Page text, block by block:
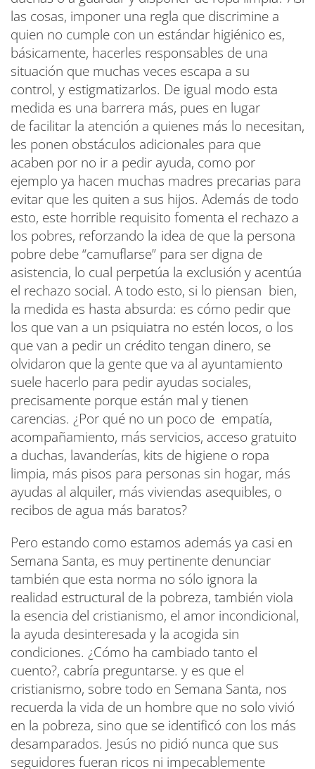
las cosas, imponer una regla que discrimine a
quien no cumple con un estándar higiénico es,
básicamente, hacerles responsables de una
situación que muchas veces escapa a su
control, y estigmatizarlos. De igual modo esta
medida es una barrera más, pues en lugar
de facilitar la atención a quienes más lo necesitan,
les ponen obstáculos adicionales para que
acaben por no ir a pedir ayuda, como por
ejemplo ya hacen muchas madres precarias para
evitar que les quiten a sus hijos. Además de todo
esto, este horrible requisito fomenta el rechazo a
los pobres, reforzando la idea de que la persona
pobre debe “camuflarse” para ser digna de
asistencia, lo cual perpetúa la exclusión y acentúa
el rechazo social. A todo esto, si lo piensan bien,
la medida es hasta absurda: es cómo pedir que
los que van a un psiquiatra no estén locos, o los
que van a pedir un crédito tengan dinero, se
olvidaron que la gente que va al ayuntamiento
suele hacerlo para pedir ayudas sociales,
precisamente porque están mal y tienen
carencias. ¿Por qué no un poco de empatía,
acompañamiento, más servicios, acceso gratuito
a duchas, lavanderías, kits de higiene o ropa
limpia, más pisos para personas sin hogar, más
ayudas al alquiler, más viviendas asequibles, o
recibos de agua más baratos?
Pero estando como estamos además ya casi en
Semana Santa, es muy pertinente denunciar
también que esta norma no sólo ignora la
realidad estructural de la pobreza, también viola
la esencia del cristianismo, el amor incondicional,
la ayuda desinteresada y la acogida sin
condiciones. ¿Cómo ha cambiado tanto el
cuento?, cabría preguntarse. y es que el
cristianismo, sobre todo en Semana Santa, nos
recuerda la vida de un hombre que no solo vivió
en la pobreza, sino que se identificó con los más
desamparados. Jesús no pidió nunca que sus
seguidores fueran ricos ni impecablemente